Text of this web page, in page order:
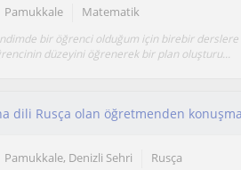
Pamukkale Matematik
bir öğrenci olduğum için birebir
düzeyini öğrenerek bir plan oluşturu...
dili Rusça olan öğretmenden
Pamukkale, Denizli Sehri Rusça